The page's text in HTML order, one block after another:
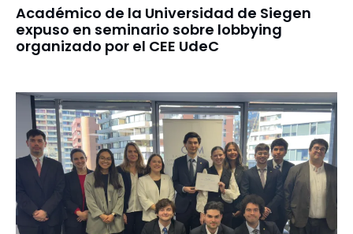
Académico de la Universidad de Siegen
expuso en seminario sobre lobbying
organizado por el CEE UdeC